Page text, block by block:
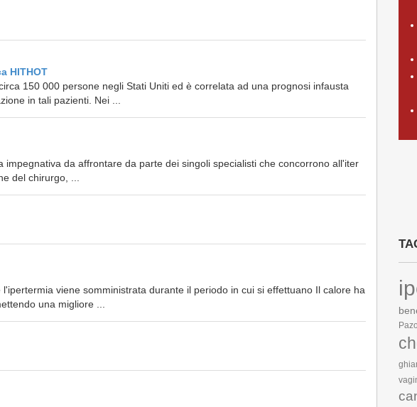
HITHOT
150 000 persone negli Stati Uniti ed è correlata ad una prognosi infausta
in tali pazienti. Nei ...
da affrontare da parte dei singoli specialisti che concorrono all'iter
del chirurgo, ...
viene somministrata durante il periodo in cui si effettuano Il calore ha
una migliore ...